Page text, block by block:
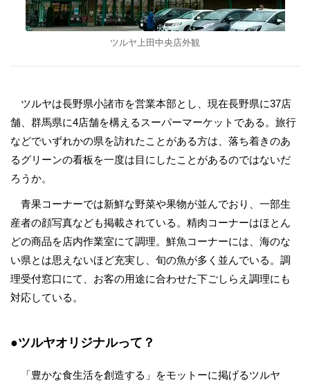
ツルヤ上田中央店外観
ツルヤは長野県小諸市を営業本部とし、現在長野県に37店
舗、群馬県に4店舗を構えるスーパーマーケットである。旅行
などでいずれかの県を訪れたことがある方は、落ち着きのあ
るグリーンの看板を一度は目にしたことがあるのではないだ
ろうか。
青果コーナーでは新鮮な野菜や果物が並んでおり、一部生
産者の顔写真なども掲載されている。精肉コーナーはほとん
どの商品を店内作業室にて調理。鮮魚コーナーには、海のな
い県とは思えないほど充実し、旬の魚が多く並んでいる。調
理受付窓口にて、お客の用途に合わせた下ごしらえ調理にも
対応している。
●ツルヤオリジナルって？
「豊かな食生活を創造する」をモットーに掲げるツルヤ